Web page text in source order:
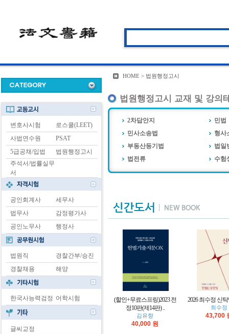
HOME > 법원행정고시
법원행정고시 교재 및 강의
2차답안지
민법
민사소송법
형사
부동산등기법
법일
법전류
수험
(할인+무료스프링)2023 전
정10판(제14판) ..
김유향
40,000 원
2026 최수정 신
최수정
43,700
변호사시험
로스쿨(LEET)
사법연수원
PSAT
5급공채/입법
법원행정고시
주석서/법률실무
서
공인회계사
세무사
법무사
감정평가사
공인노무사
행정사
법원직
경찰간부/승진
경찰채용
해양
한국사능력검정 어학시험
글씨교정